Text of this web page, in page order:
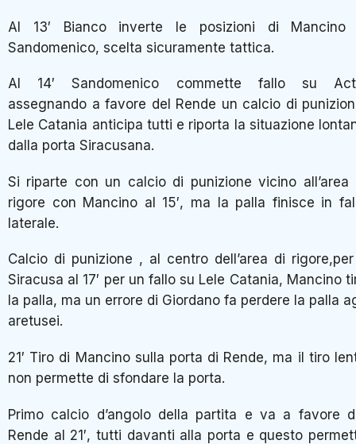
Al 13′ Bianco inverte le posizioni di Mancino
Sandomenico, scelta sicuramente tattica.
Al 14′ Sandomenico commette fallo su
assegnando a favore del Rende un calcio di
Lele Catania anticipa tutti e riporta la situazione
dalla porta Siracusana.
Si riparte con un calcio di punizione vicino all’area
rigore con Mancino al 15′, ma la palla finisce in
laterale.
Calcio di punizione , al centro dell’area di
Siracusa al 17′ per un fallo su Lele Catania, Mancino
la palla, ma un errore di Giordano fa perdere la palla
aretusei.
21′ Tiro di Mancino sulla porta di Rende, ma il tiro
non permette di sfondare la porta.
Primo calcio d’angolo della partita e va a favore
Rende al 21′, tutti davanti alla porta e questo